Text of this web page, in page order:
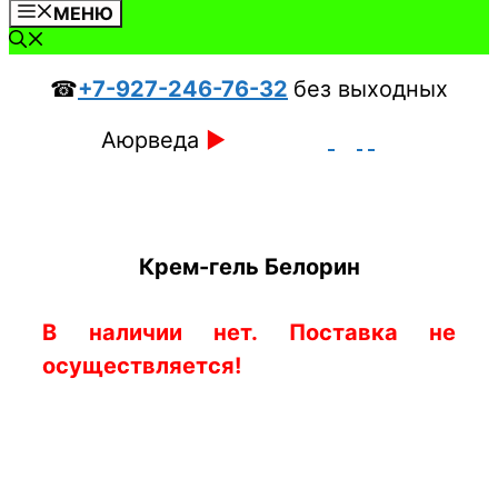
МЕНЮ
☎+7-927-246-76-32 без выходных
Аюрведа ►
Крем-гель Белорин
В наличии нет. Поставка не
осуществляется!